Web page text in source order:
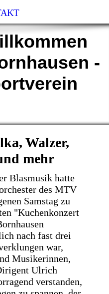
-
Walzer,
mehr
Blasmusik hatte
des MTV
Samstag zu
"Kuchenkonzert
nach fast drei
war,
Musikerinnen,
Ulrich
verstanden,